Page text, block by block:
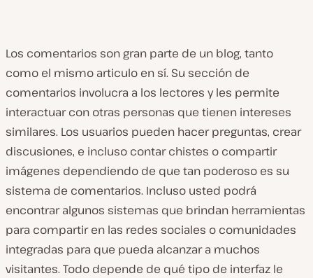
Los comentarios son gran parte de un blog, tanto
como el mismo articulo en sí. Su sección de
comentarios involucra a los lectores y les permite
interactuar con otras personas que tienen intereses
similares. Los usuarios pueden hacer preguntas, crear
discusiones, e incluso contar chistes o compartir
imágenes dependiendo de que tan poderoso es su
sistema de comentarios. Incluso usted podrá
encontrar algunos sistemas que brindan herramientas
para compartir en las redes sociales o comunidades
integradas para que pueda alcanzar a muchos
visitantes. Todo depende de qué tipo de interfaz le